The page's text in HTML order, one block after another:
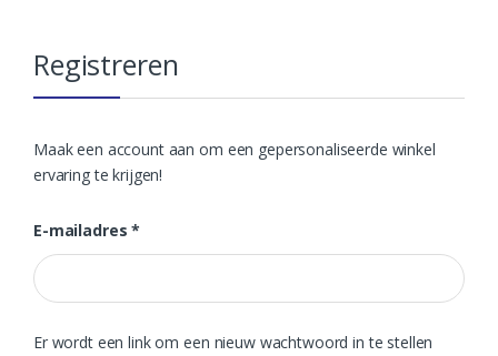
Registreren
Maak een account aan om een gepersonaliseerde winkel
ervaring te krijgen!
E-mailadres*
Er wordt een link om een nieuw wachtwoord in te stellen